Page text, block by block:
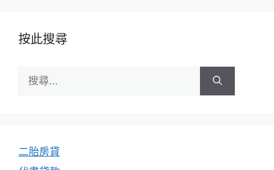
按此搜尋
尋:
二胎房貸